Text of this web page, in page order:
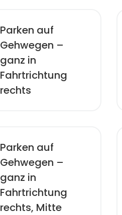
Parken auf
Gehwegen –
ganz in
Fahrtrichtung
rechts
Parken auf
Gehwegen –
ganz in
Fahrtrichtung
rechts, Mitte